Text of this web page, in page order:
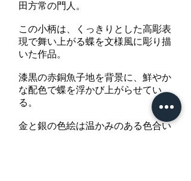
田方常の門人。
この小柄は、くっきりとした高彫表
現で舞い上がる蝶を文様風に彫り描
いた作品。
漆黒の赤銅魚子地を背景に、鮮やか
な配色で蝶を浮かび上がらせてい
る。
金と銀の色絵は温かみのある色合い